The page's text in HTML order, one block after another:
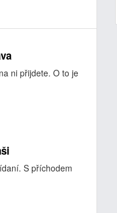
ni přijdete. O to je
S příchodem